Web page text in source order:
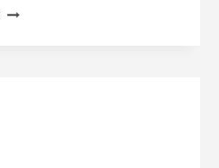
PAINTING